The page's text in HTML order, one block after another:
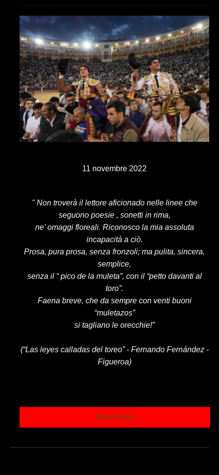
11 novembre 2022
" Non troverà il lettore aficionado nelle linee che
seguono poesie , sonetti in rima,
ne’ omaggi floreali. Riconosco la mia assoluta
incapacità a ciò.
Prosa, pura prosa, senza fronzoli; ma pulita, sincera,
semplice,
senza il “ pico de la muleta”, con il “petto davanti al
toro”.
Faena breve, che da sempre con venti buoni
“muletazos”
si tagliano le orecchie!”
(“Las leyes calladas del toreo” - Fernando Fernández -
Figueroa)
Read More